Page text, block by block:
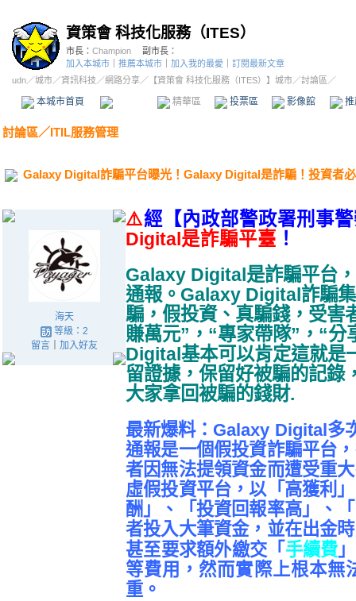
資策會 科技化服務（ITES）
市長： Champion
副市長：
加入本城市
推薦本城市 加入我的最愛
訂閱最新文章
udn／城市／資訊科技 ／網路分享／ 【資策會 科技化服務（ITES）】城市／討論區／
本城市首頁 精華區 投票區 影像館
討論區／ITIL服務管理
Galaxy Digital詐騙平台曝光！Galaxy Digital是詐騙！投資者
海天
等級：2
留言｜ 加入好友
⚠️經【內政部警政署刑事
Digital是詐騙平臺 ！
Galaxy Digital是詐騙平台
通報。Galaxy Digital詐騙
騙，假投資、真騙錢，受害
賺萬元”，“專家帶隊”，“
Digital基本可以肯定這就是
留證據，保留好被騙的記錄
大家拿回被騙的錢財.
最新爆料：Galaxy Digital多
通報是一個假投資詐騙平台
者因無法提領資金而遭受重
虛假投資平台，以「高獲利
酬」、「投資回報率高」
、
者投入大筆資金，並在出金
甚至要求額外繳交「 手續費 」
等費用，然而實際上根本無
重。